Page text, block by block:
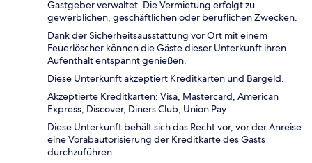
Gastgeber verwaltet. Die Vermietung erfolgt zu
gewerblichen, geschäftlichen oder beruflichen Zwecken.
Dank der Sicherheitsausstattung vor Ort mit einem
Feuerlöscher können die Gäste dieser Unterkunft ihren
Aufenthalt entspannt genießen.
Diese Unterkunft akzeptiert Kreditkarten und Bargeld.
Akzeptierte Kreditkarten: Visa, Mastercard, American
Express, Discover, Diners Club, Union Pay
Diese Unterkunft behält sich das Recht vor, vor der Anreise
eine Vorabautorisierung der Kreditkarte des Gasts
durchzuführen.